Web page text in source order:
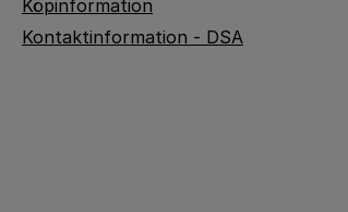
Köpinformation
Kontaktinformation - DSA